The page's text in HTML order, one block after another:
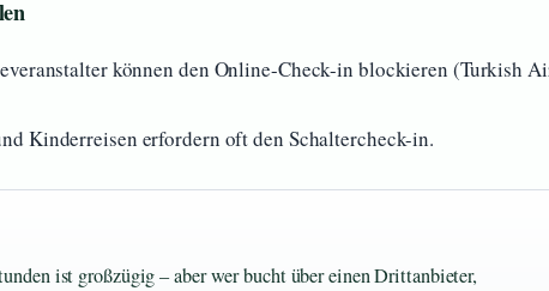
können den Online-Check-in blockieren (Turkish
Kinderreisen erfordern oft den Schaltercheck-in.
ist großzügig – aber wer bucht über einen Drittanbieter,